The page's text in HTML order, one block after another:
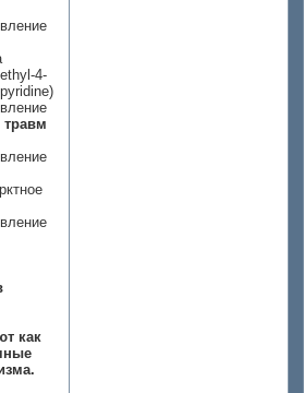
4-
травм
как